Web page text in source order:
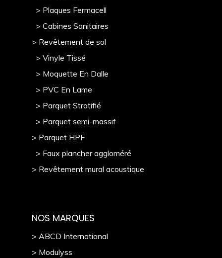
> Plaques Fermacell
> Cabines Sanitaires
> Revêtement de sol
> Vinyle Tissé
> Moquette En Dalle
> PVC En Lame
> Parquet Stratifié
> Parquet semi-massif
> Parquet HPF
> Faux plancher aggloméré
> Revêtement mural acoustique
NOS MARQUES
> ABCD International
> Modulyss